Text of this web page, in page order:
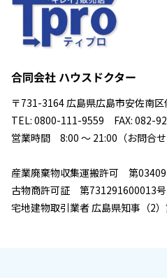
合同会社 ハウスドクター
〒731-3164 広島県広島市安佐南
TEL: 0800-111-9559 FAX: 082-
営業時間 8:00 ～ 21:00（お問合
産業廃棄物収集運搬許可 第
古物商許可証 第731291600013号
宅地建物取引業者 広島県知事（2